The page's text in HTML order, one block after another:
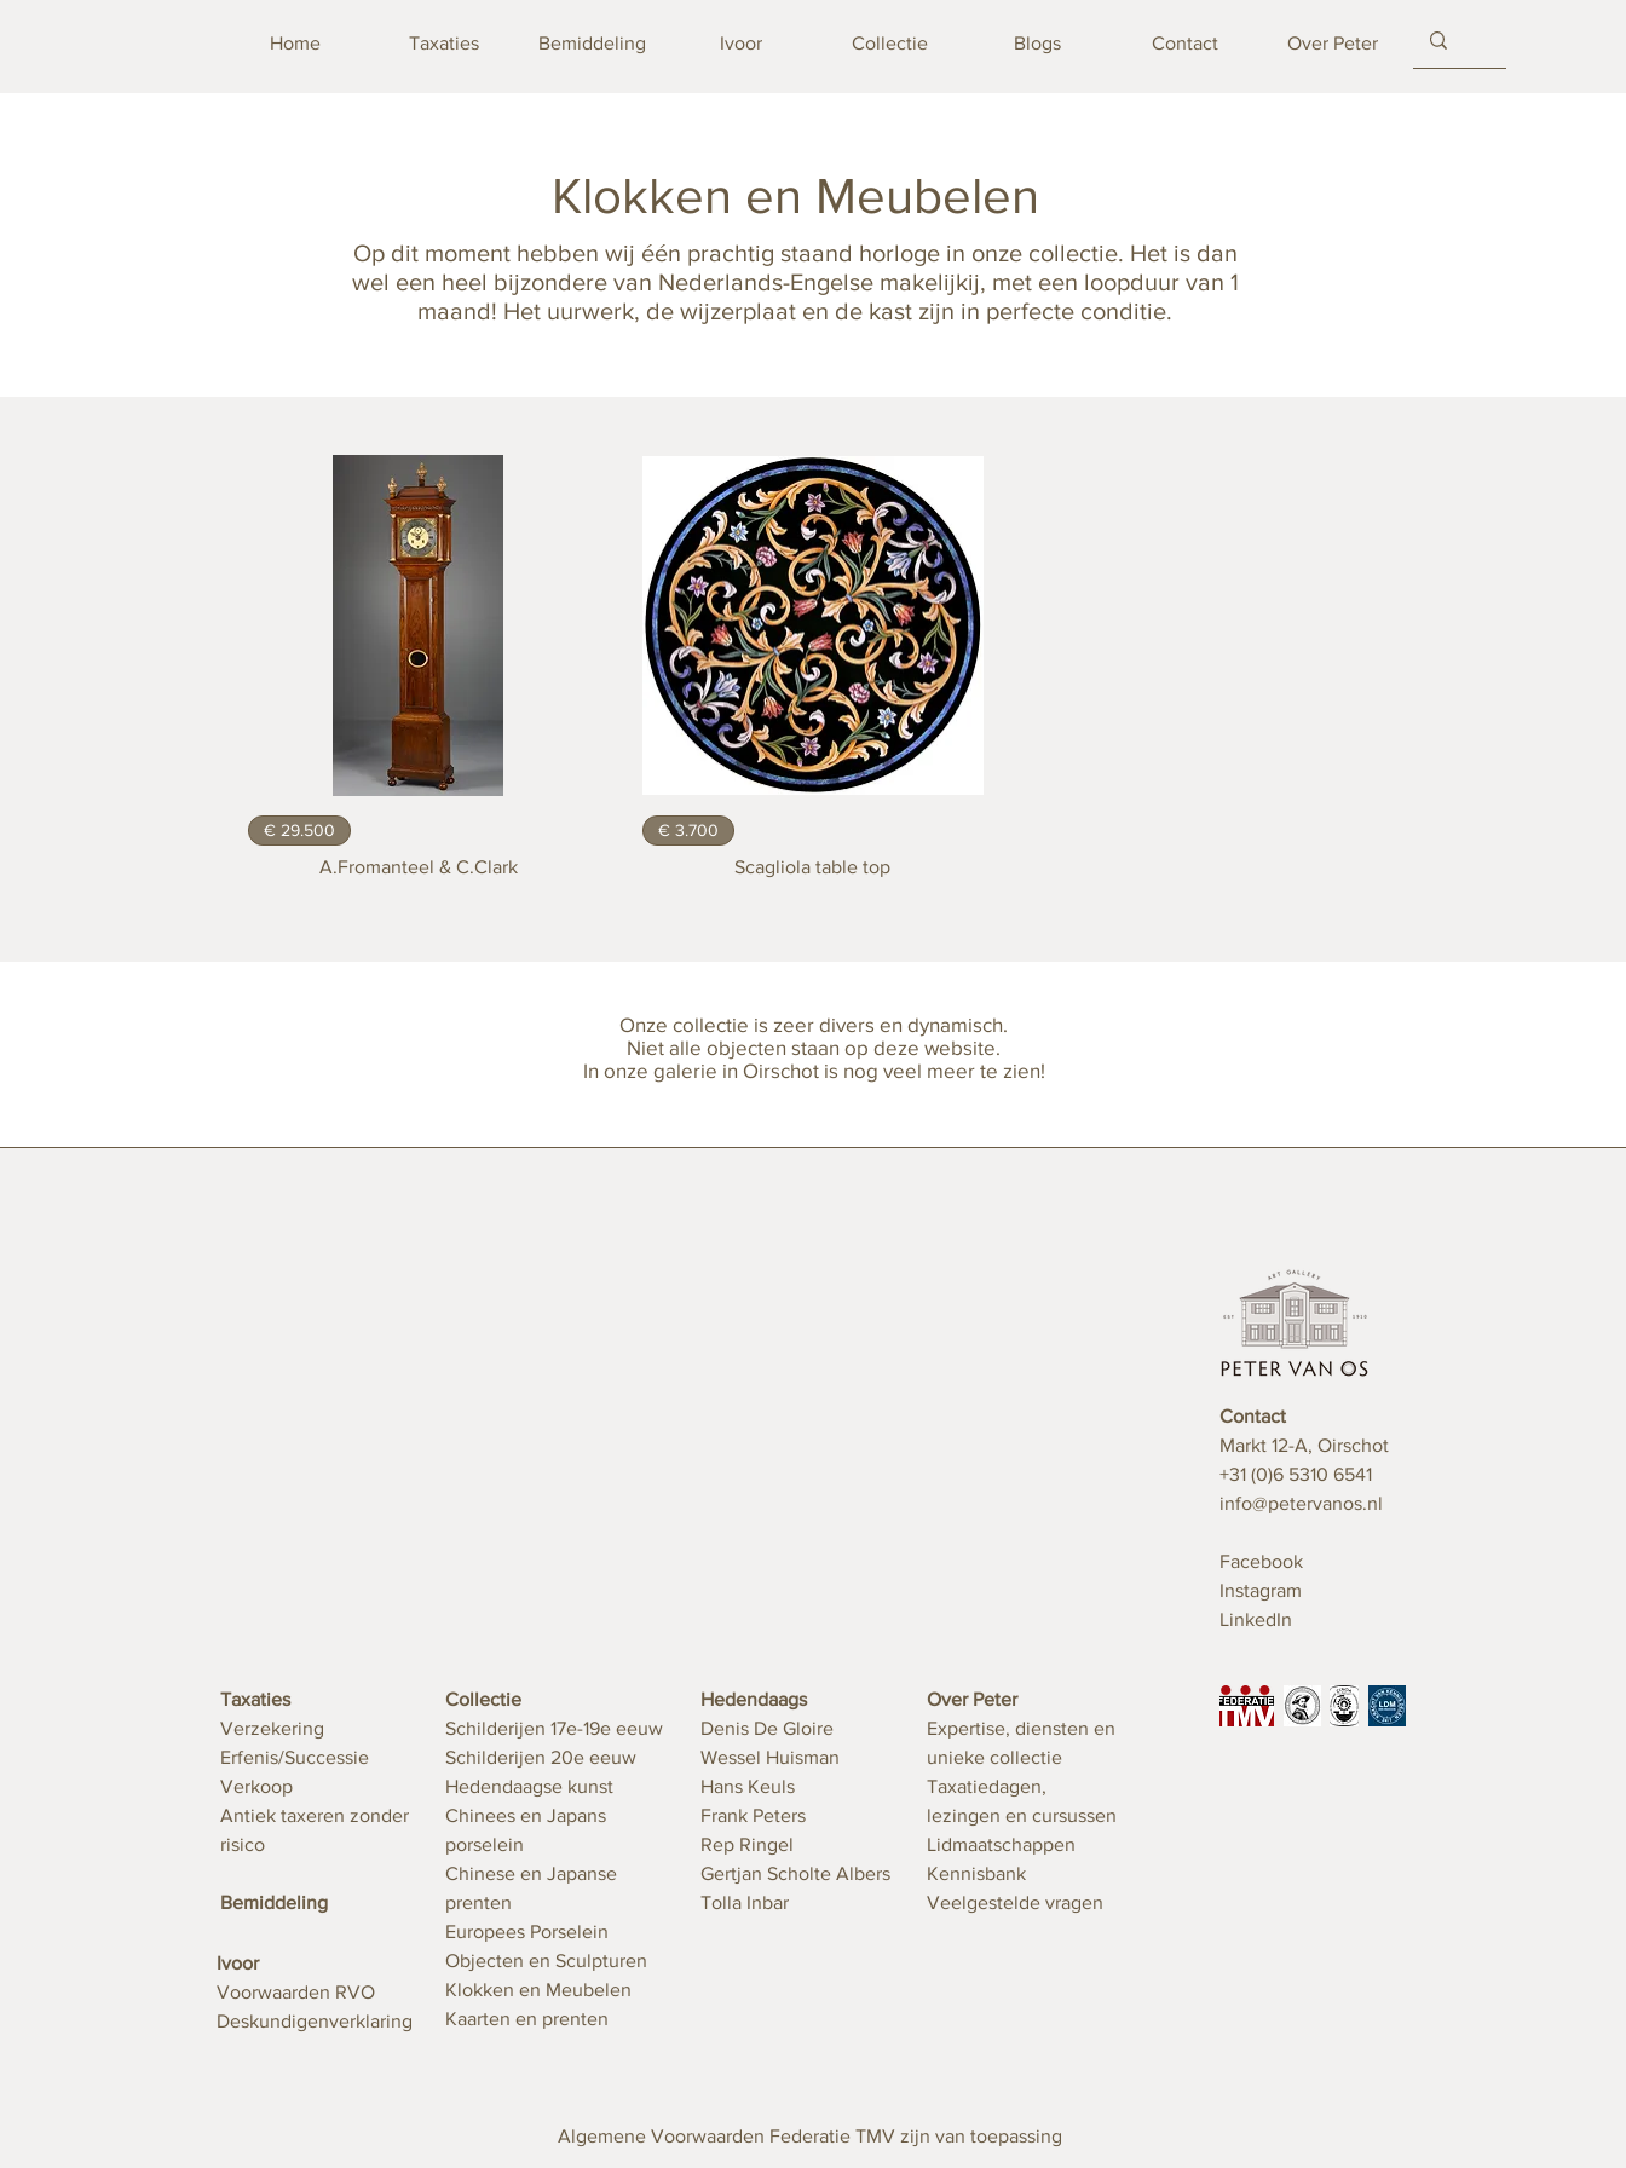
Home Taxaties Bemiddeling Ivoor Collectie Blogs Contact Over Peter
Klokken en Meubelen
Op dit moment hebben wij één prachtig staand horloge in onze collectie. Het is dan
wel een heel bijzondere van Nederlands-Engelse makelijkij, met een loopduur van 1
maand! Het uurwerk, de wijzerplaat en de kast zijn in perfecte conditie.
€ 29.500
A.Fromanteel & C.Clark
€ 3.700
Scagliola table top
Onze collectie is zeer divers en dynamisch.
Niet alle objecten staan op deze website.
In onze galerie in Oirschot is nog veel meer te zien!
Contact
Markt 12-A, Oirschot
+31 (0)6 5310 6541
info@petervanos.nl
Facebook
Instagram
LinkedIn
Taxaties
Verzekering
Erfenis/Successie
Verkoop
Antiek taxeren zonder
risico
Bemiddeling
Ivoor
Voorwaarden RVO
Deskundigenverklaring
Collectie
Schilderijen 17e-19e eeuw
Schilderijen 20e eeuw
Hedendaagse kunst
Chinees en Japans
porselein
Chinese en Japanse
prenten
Europees Porselein
Objecten en Sculpturen
Klokken en Meubelen
Kaarten en prenten
Hedendaags
Denis De Gloire
Wessel Huisman
Hans Keuls
Frank Peters
Rep Ringel
Gertjan Scholte Albers
Tolla Inbar
Over Peter
Expertise, diensten en
unieke collectie
Taxatiedagen,
lezingen en cursussen
Lidmaatschappen
Kennisbank
Veelgestelde vragen
Algemene Voorwaarden Federatie TMV zijn van toepassing